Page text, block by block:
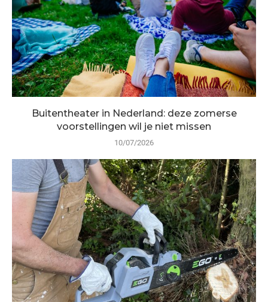
Buitentheater in Nederland: deze zomerse
voorstellingen wil je niet missen
10/07/2026